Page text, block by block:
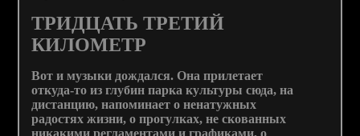
ТРИДЦАТЬ ТРЕТИЙ
КИЛОМЕТР
Вот и музыки дождался. Она прилетает
откуда-то из глубин парка культуры сюда, на
дистанцию, напоминает о ненатужных
радостях жизни, о прогулках, не скованных